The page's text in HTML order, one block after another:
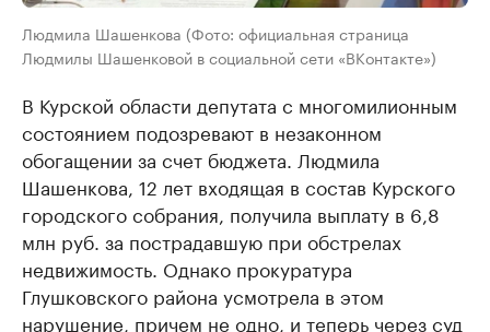
Людмила Шашенкова (Фото: официальная страница
Людмилы Шашенковой в социальной сети «ВКонтакте»)
В Курской области депутата с многомилионным
состоянием подозревают в незаконном
обогащении за счет бюджета. Людмила
Шашенкова, 12 лет входящая в состав Курского
городского собрания, получила выплату в 6,8
млн руб. за пострадавшую при обстрелах
недвижимость. Однако прокуратура
Глушковского района усмотрела в этом
нарушение, причем не одно, и теперь через суд